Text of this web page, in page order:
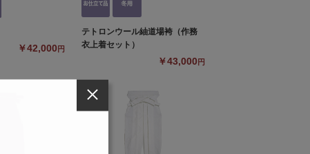
￥42,000 円
テトロンウール紬道場袴（作務
衣上着セット）
￥43,000 円